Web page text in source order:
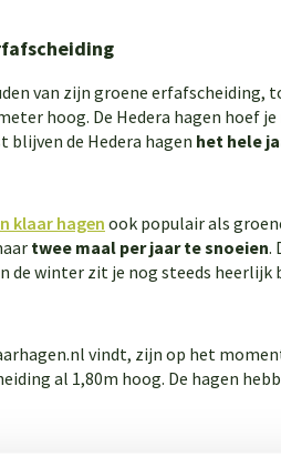
van zijn groene erfafscheiding,
hoog. De Hedera hagen hoef
blijven de Hedera hagen het hele
klaar hagen ook populair als
twee maal per jaar te snoeien.
de winter zit je nog steeds heerlijk
vindt, zijn op het
al 1,80m hoog. De hagen